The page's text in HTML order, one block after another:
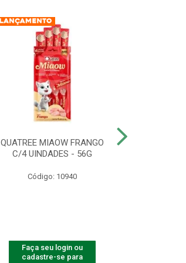
QUATREE MIAOW FRANGO
C/4 UINDADES - 56G
Código: 10940
Faça seu login ou
cadastre-se para